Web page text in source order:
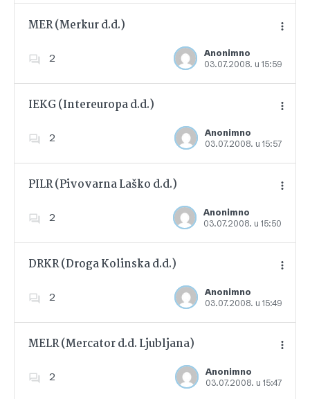
MER (Merkur d.d.)
2
Anonimno
03.07.2008. u 15:59
Dodajte u favorite
IEKG (Intereuropa d.d.)
2
Anonimno
03.07.2008. u 15:57
Dodajte u favorite
PILR (Pivovarna Laško d.d.)
2
Anonimno
03.07.2008. u 15:50
Dodajte u favorite
DRKR (Droga Kolinska d.d.)
2
Anonimno
03.07.2008. u 15:49
Dodajte u favorite
MELR (Mercator d.d. Ljubljana)
2
Anonimno
03.07.2008. u 15:47
Dodajte u favorite